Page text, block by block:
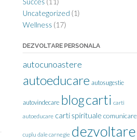
Uncategorized (1)
Wellness (17)
DEZVOLTARE PERSONALA
autocunoastere
autoeducare autosugestie
autovindecare blogcarti carti
autoeducare carti spirituale comunicare
cuplu dale carnegie dezvoltare